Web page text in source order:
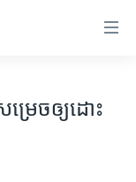
ម្រេច​ឲ្យ​ដោះ